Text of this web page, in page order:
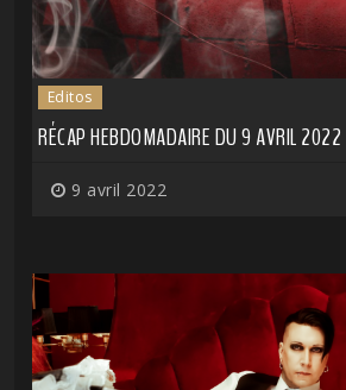
Editos
RÉCAP HEBDOMADAIRE DU 9 AVRIL 2022
9 avril 2022